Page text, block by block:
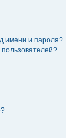
имени и пароля?
пользователей?